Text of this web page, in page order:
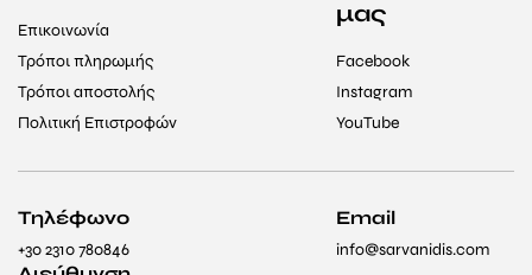
Επικοινωνία
Τρόποι πληρωμής
Τρόποι αποστολής
Πολιτική Επιστροφών
μας
Facebook
Instagram
YouTube
Τηλέφωνο
+30 2310 780846
Email
info@sarvanidis.com